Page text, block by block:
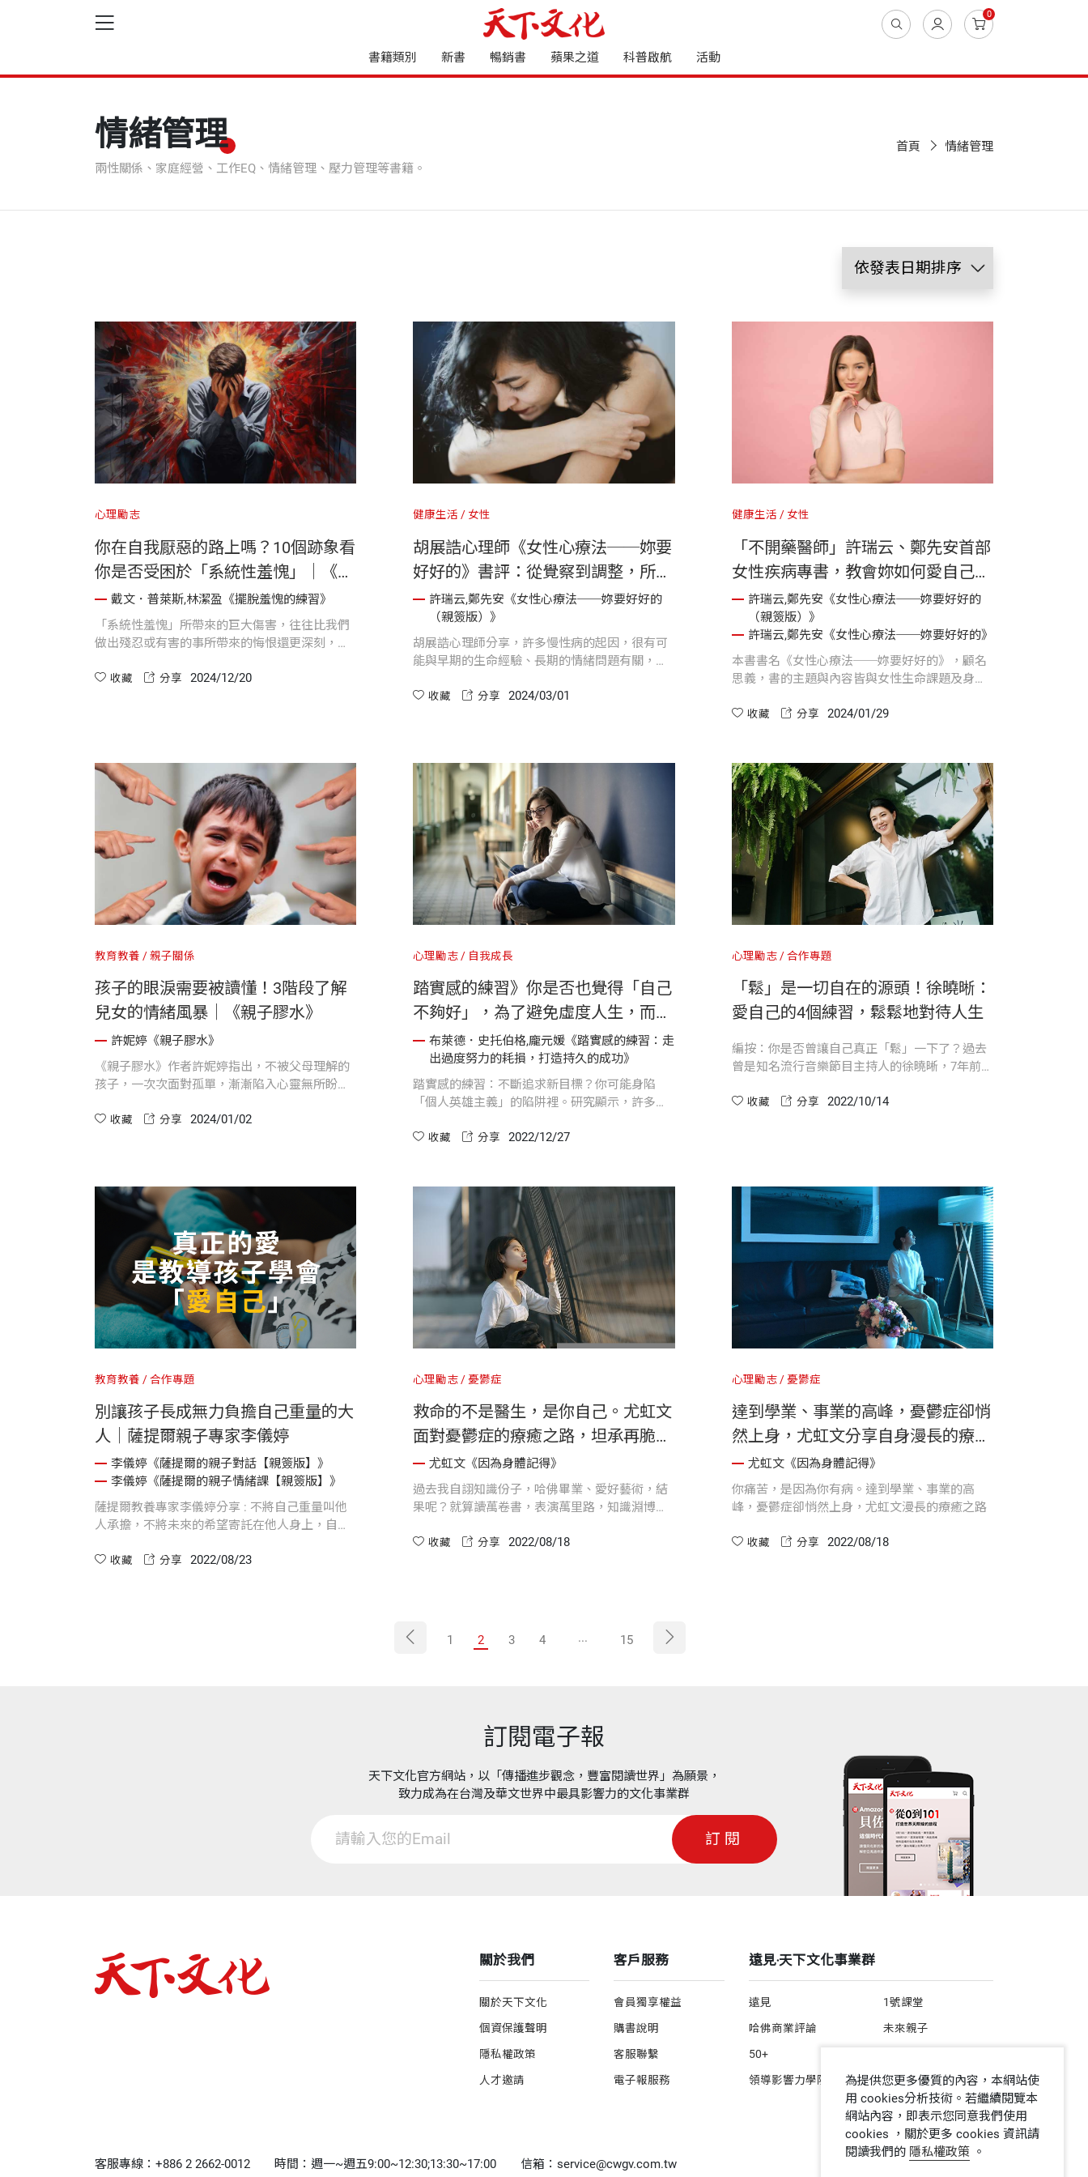
0
書籍類別 新書 暢銷書 蘋果之道 科普啟航 活動
情緒管理
兩性關係、家庭經營、工作EQ、情緒管理、壓力管理等書籍。
首頁 情緒管理
心理勵志
你在自我厭惡的路上嗎？10個跡象看
你是否受困於「系統性羞愧」｜《擺
脫羞愧的練習》
戴文．普萊斯,林潔盈《擺脫羞愧的練習》
「系統性羞愧」所帶來的巨大傷害，往往比我們
做出殘忍或有害的事所帶來的悔恨還更深刻，這
個關乎誰值得獲得幫助、誰應該為所受傷害負責
收藏 分享 2024/12/20
健康生活 女性
胡展誥心理師《女性心療法──妳要
好好的》書評：從覺察到調整，所有
人都該溫柔對待自己的心
許瑞云,鄭先安《女性心療法──妳要好好的
（親簽版）》
胡展誥心理師分享，許多慢性病的起因，很有可
能與早期的生命經驗、長期的情緒問題有關，我
己的心。
收藏 分享 2024/03/01
健康生活 女性
「不開藥醫師」許瑞云、鄭先安首部
女性疾病專書，教會妳如何愛自己｜
《女性心療法──妳要好好的》
許瑞云,鄭先安《女性心療法──妳要好好的
（親簽版）》
許瑞云,鄭先安《女性心療法──妳要好好的》
本書書名《女性心療法──妳要好好的》，顧名
思義，書的主題與內容皆與女性生命課題及身心
在文化框架下的不同議題、女性的各種關係經營
收藏 分享 2024/01/29
教育教養 親子關係
孩子的眼淚需要被讀懂！3階段了解
兒女的情緒風暴｜《親子膠水》
許妮婷《親子膠水》
《親子膠水》作者許妮婷指出，不被父母理解的
孩子，一次次面對孤單，漸漸陷入心靈無所盼望
顧者的回應斷章取義，這時孩子感到極度沮喪，
收藏 分享 2024/01/02
心理勵志 自我成長
踏實感的練習》你是否也覺得「自己
不夠好」，為了避免虛度人生，而不
斷追求新目標？讓踏實感的練習，幫
你擺脫莫名躁動的空虛感！
布萊德．史托伯格,龐元媛《踏實感的練習：走
出過度努力的耗損，打造持久的成功》
踏實感的練習：不斷追求新目標？你可能身陷
「個人英雄主義」的陷阱裡。研究顯示，許多追
心力交瘁的無盡循環，還出現憂鬱、成癮行為等
感的練習，培養「接納」、「臨在」、「耐
心」、「脆弱」、「連結」、「運動」，邁向更
快樂、健康、充實，同時能發揮個人潛能的人
收藏 分享 2022/12/27
心理勵志 合作專題
「鬆」是一切自在的源頭！徐曉晰：
愛自己的4個練習，鬆鬆地對待人生
編按：你是否曾讓自己真正「鬆」一下了？過去
曾是知名流行音樂節目主持人的徐曉晰，7年前勇
分，分享如何讓身心更自在的秘訣。「假裝沒事
收藏 分享 2022/10/14
教育教養 合作專題
別讓孩子長成無力負擔自己重量的大
人｜薩提爾親子專家李儀婷
李儀婷《薩提爾的親子對話【親簽版】》
李儀婷《薩提爾的親子情緒課【親簽版】》
薩提爾教養專家李儀婷分享 : 不將自己重量叫他
人承擔，不將未來的希望寄託在他人身上，自己
收藏 分享 2022/08/23
心理勵志 憂鬱症
救命的不是醫生，是你自己。尤虹文
面對憂鬱症的療癒之路，坦承再脆弱
也必須擁抱自己
尤虹文《因為身體記得》
過去我自詡知識份子，哈佛畢業、愛好藝術，結
果呢？就算讀萬卷書，表演萬里路，知識淵博，
收藏 分享 2022/08/18
心理勵志 憂鬱症
達到學業、事業的高峰，憂鬱症卻悄
然上身，尤虹文分享自身漫長的療癒
之路尤虹文《因為身體記得》
你痛苦，是因為你有病。達到學業、事業的高
峰，憂鬱症卻悄然上身，尤虹文漫長的療癒之路
收藏 分享 2022/08/18
1 2 3 4 ... 15
訂閱電子報
天下文化官方網站，以「傳播進步觀念，豐富閱讀世界」為願景，
致力成為在台灣及華文世界中最具影響力的文化事業群
訂閱
關於我們
關於天下文化
個資保護聲明
隱私權政策
人才邀請
客戶服務
會員獨享權益
購書說明
客服聯繫
電子報服務
遠見‧天下文化事業群
遠見
哈佛商業評論
50+
領導影響力學院
1號課堂
未來親子
客服專線：+886 2 2662-0012 時間：週一~週五9:00~12:30;13:30~17:00 信箱：service@cwgv.com.tw
為提供您更多優質的內容，本網站使
用 cookies分析技術。若繼續閱覽本
網站內容，即表示您同意我們使用
cookies ，關於更多 cookies 資訊請
閱讀我們的 隱私權政策 。